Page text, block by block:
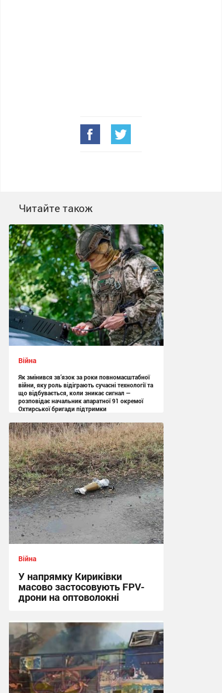
Читайте також
Війна
Як змінився зв’язок за роки повномасштабної
війни, яку роль відіграють сучасні технології та
що відбувається, коли зникає сигнал —
розповідає начальник апаратної 91 окремої
Охтирської бригади підтримки
13:05 сьогодні
Війна
У напрямку Кириківки
масово застосовують FPV-
дрони на оптоволокні
12:59 сьогодні